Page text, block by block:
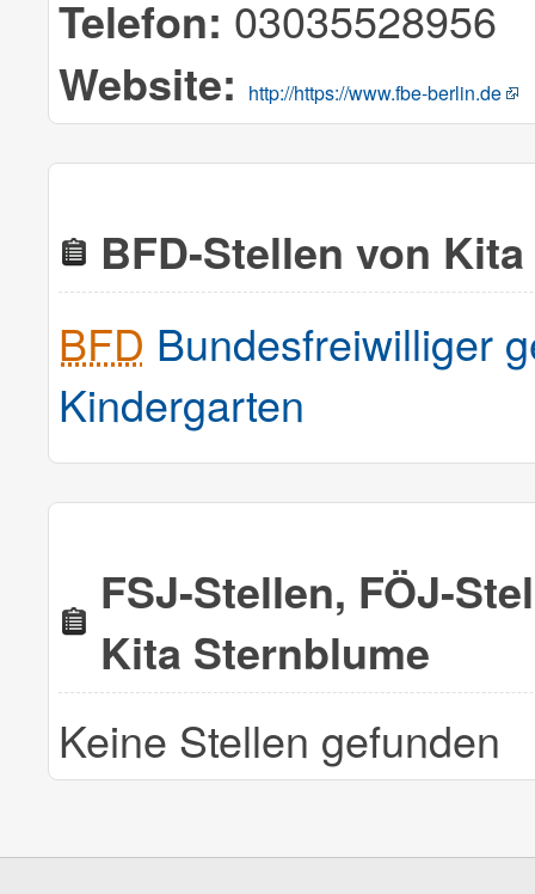
Telefon: 03035528956
Website:
http://https://www.fbe-berlin.de
BFD-Stellen von
BFD Bundesfreiwilliger
Kindergarten
FSJ-Stellen, FÖJ-
Kita Sternblume
Keine Stellen gefunden